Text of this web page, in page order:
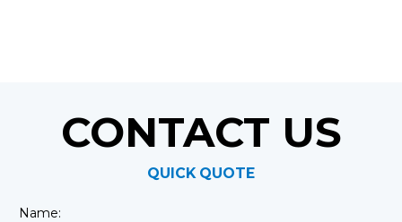
CONTACT US
QUICK QUOTE
Name: